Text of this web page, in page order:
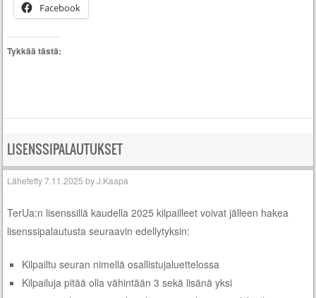
Facebook
Tykkää tästä:
LISENSSIPALAUTUKSET
Lähetetty7.11.2025 byJ.Kaapa
TerUa:n lisenssillä kaudella 2025 kilpailleet voivat jälleen hakea
lisenssipalautusta seuraavin edellytyksin:
Kilpailtu seuran nimellä osallistujaluettelossa
Kilpailuja pitää olla vähintään 3 sekä lisänä yksi